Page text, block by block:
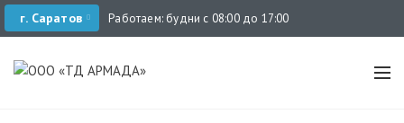
г. Саратов Работаем: будни с 08:00 до 17:00